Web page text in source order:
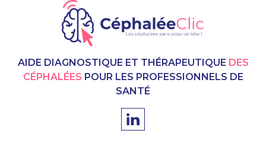
AIDE DIAGNOSTIQUE ET THÉRAPEUTIQUE DES
CÉPHALÉES POUR LES PROFESSIONNELS DE
SANTÉ